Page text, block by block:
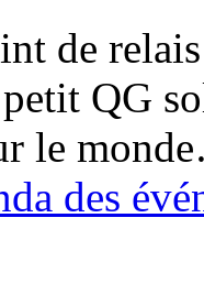
de
QG
le
des